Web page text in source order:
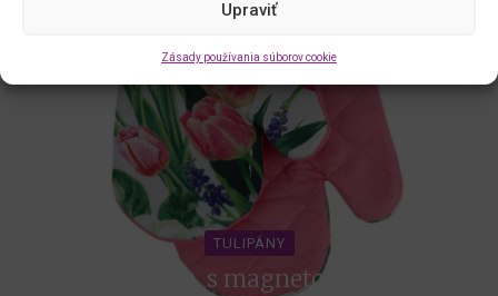
Upraviť
Zásady používania súborov cookie
TULIPÁNY
2 ks, s magnetom